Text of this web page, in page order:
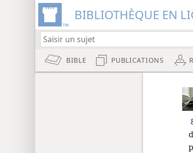
BIBLIOTHÈQUE EN
BIBLE PUBLICATIONS